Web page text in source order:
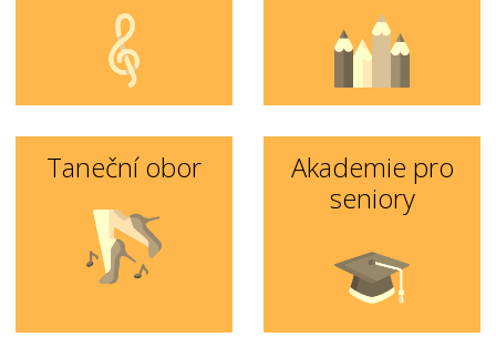
Taneční obor
Akademie pro
seniory